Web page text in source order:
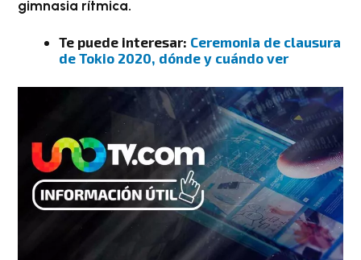
gimnasia rítmica.
Te puede interesar: Ceremonia de clausura
de Tokio 2020, dónde y cuándo ver